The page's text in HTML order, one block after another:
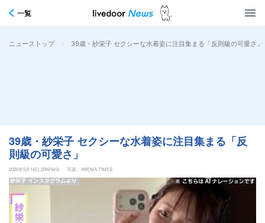
一覧
ニューストップ > 39歳・紗栄子 セクシーな水着姿に注目集まる「反則級の可愛さ」
39歳・紗栄子 セクシーな水着姿に注目集まる「反
則級の可愛さ」
2026年5月14日 20時54分 写真：ABEMA TIMES